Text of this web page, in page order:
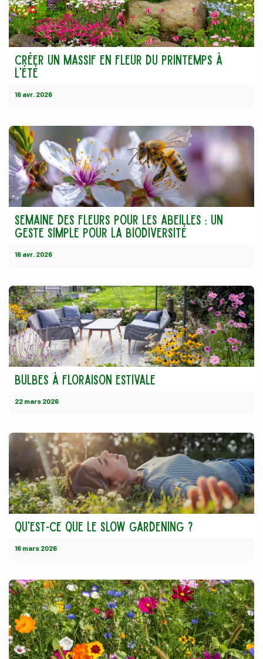
Créer un massif en fleur du printemps à
l'été
16 avr. 2026
semaine des fleurs pour les abeilles : un
geste simple pour la biodiversité
16 avr. 2026
Bulbes à floraison estivale
22 mars 2026
qu'est-ce que le slow gardening ?
16 mars 2026